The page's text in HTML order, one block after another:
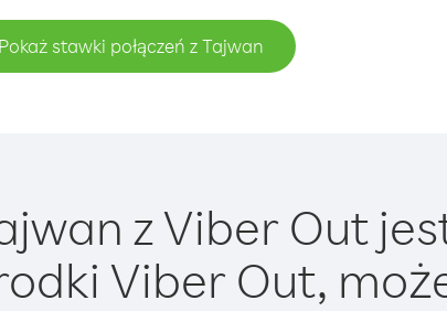
Pokaż stawki połączeń z Tajwan
z Viber Out
Viber Out,